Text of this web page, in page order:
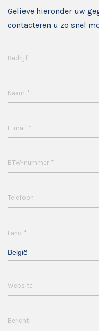
Gelieve hieronder uw
contacteren u zo snel
Bedrijf
Naam *
E-mail *
BTW-nummer *
Telefoon
Land *
België
Website
Bericht